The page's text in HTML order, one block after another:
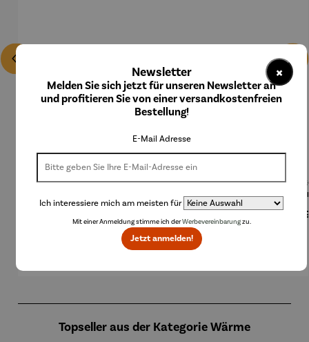
Basis für
len rund -
Bodenplat
Feuerkorb
rund Ø 70
Brenngel
für
Gelfeuers
telle -
FUOCO
Regulärer Preis:
Decke mit
Ärmeln
Regulärer Preis:
Topseller aus der Kategorie Wärme
×
Newsletter
Melden Sie sich jetzt für unseren Newsletter an
und profitieren Sie von einer versandkostenfreien
Bestellung!
E-Mail Adresse
Ich interessiere mich am meisten für
Mit einer Anmeldung stimme ich derWerbevereinbarungzu.
Jetzt anmelden!